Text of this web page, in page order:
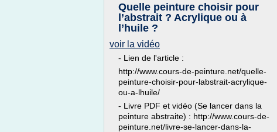
Quelle peinture choisir pour
l’abstrait ? Acrylique ou à
l’huile ?
voir la vidéo
- Lien de l'article :
http://www.cours-de-peinture.net/quelle-
peinture-choisir-pour-labstrait-acrylique-
ou-a-lhuile/
- Livre PDF et vidéo (Se lancer dans la
peinture abstraite) : http://www.cours-de-
peinture.net/livre-se-lancer-dans-la-